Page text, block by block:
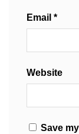
Email *
Website
Save